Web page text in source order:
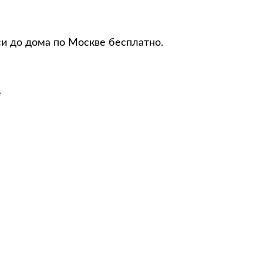
до дома по Москве бесплатно.